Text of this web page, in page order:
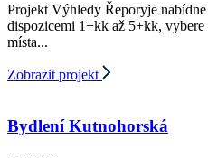
Projekt Výhledy Řeporyje
dispozicemi 1+kk až 5+kk,
místa...
Zobrazit projekt
Bydlení Kutnohorská